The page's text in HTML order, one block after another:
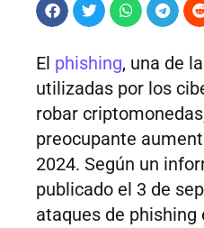
El phishing, una de
utilizadas por los
robar
preocupante
2024. Según un
publicado el 3 de
ataques de